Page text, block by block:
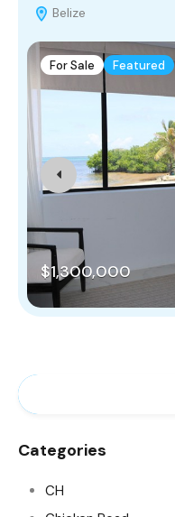
Belize
For Sale Featured
$1,300,000
Categories
CH